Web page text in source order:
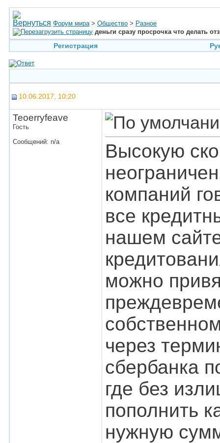
Форум мира > Общество > Разное
деньги сразу просрочка что делать
Регистрация
10.06.2017, 10:20
Teoerryfeave
Гость
Сообщений: n/a
Высокую
компаний
все
нашем
можно
через
сбербанка
где без
пополнить
нужную